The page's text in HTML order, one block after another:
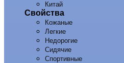
Китай
Свойства
Кожаные
Легкие
Недорогие
Сидячие
Спортивные